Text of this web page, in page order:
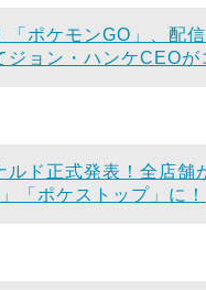
「ポケモンGO」、配
ジョン・ハンケCEOが
ルド正式発表！全店舗
「ポケストップ」に！